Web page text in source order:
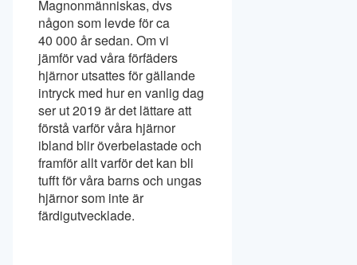
Magnonmänniskas, dvs
någon som levde för ca
40 000 år sedan. Om vi
jämför vad våra förfäders
hjärnor utsattes för gällande
intryck med hur en vanlig dag
ser ut 2019 är det lättare att
förstå varför våra hjärnor
ibland blir överbelastade och
framför allt varför det kan bli
tufft för våra barns och ungas
hjärnor som inte är
färdigutvecklade.